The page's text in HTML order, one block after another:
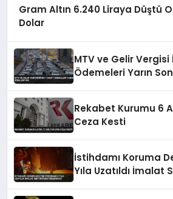
Gram Altın 6.240 Liraya Düştü
Dolar
MTV ve Gelir
Ödemeleri Yarın
Rekabet Kurumu 6
Ceza Kesti
İstihdamı Koruma
Yıla Uzatıldı İmalat